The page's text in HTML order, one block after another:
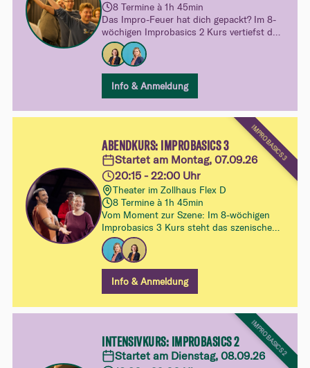
8 Termine à 1h 45min
Das Impro-Feuer hat dich gepackt? Im 8-
wöchigen Improbasics 2 Kurs vertiefst du
dein Spiel und entdeckst mit Figuren,
Emotionen und Status neue Facetten des
Improtheaters. Mehr Sicherheit, mehr
Freiheit und noch mehr Spielfreude.
Info & Anmeldung
IMPROBASICS 3
ABENDKURS: IMPROBASICS 3
Startet am Montag, 07.09.26
20:15 - 22:00 Uhr
Theater im Zollhaus Flex D
8 Termine à 1h 45min
Vom Moment zur Szene: Im 8-wöchigen
Improbasics 3 Kurs steht das szenische
Spiel im Zentrum. Du lernst, wie
Beziehungen, Wendepunkte und
Dramaturgie Szenen tragen – und
gewinnst mehr Sicherheit im freien
Improvisieren, ohne dass die Spielfreude
Info & Anmeldung
IMPROBASICS 2
INTENSIVKURS: IMPROBASICS 2
Startet am Dienstag, 08.09.26